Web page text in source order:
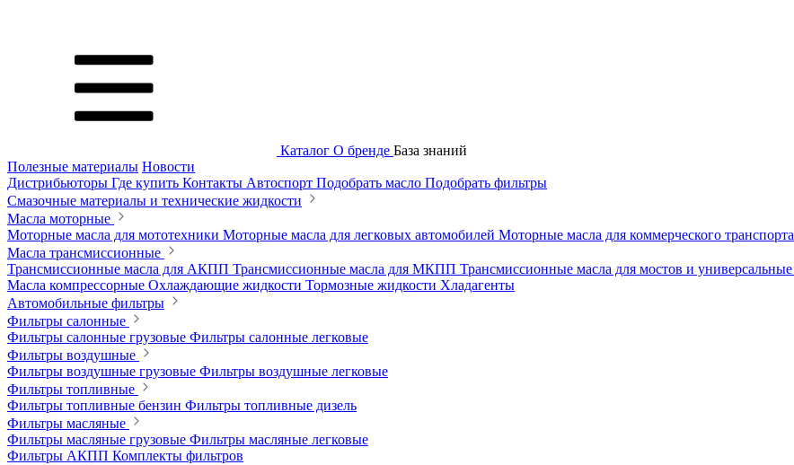
Каталог О бренде База знаний
Полезные материалы Новости
Дистрибьюторы Где купить Контакты Автоспорт Подобрать масло Подобрать фильтры
Смазочные материалы и технические жидкости
Масла моторные
Моторные масла для мототехники Моторные масла для легковых автомобилей Моторные масла для коммерческого транспорта
Масла трансмиссионные
Трансмиссионные масла для АКПП Трансмиссионные масла для МКПП Трансмиссионные масла для мостов и универсальные
Масла компрессорные Охлаждающие жидкости Тормозные жидкости Хладагенты
Автомобильные фильтры
Фильтры салонные
Фильтры салонные грузовые Фильтры салонные легковые
Фильтры воздушные
Фильтры воздушные грузовые Фильтры воздушные легковые
Фильтры топливные
Фильтры топливные бензин Фильтры топливные дизель
Фильтры масляные
Фильтры масляные грузовые Фильтры масляные легковые
Фильтры АКПП Комплекты фильтров